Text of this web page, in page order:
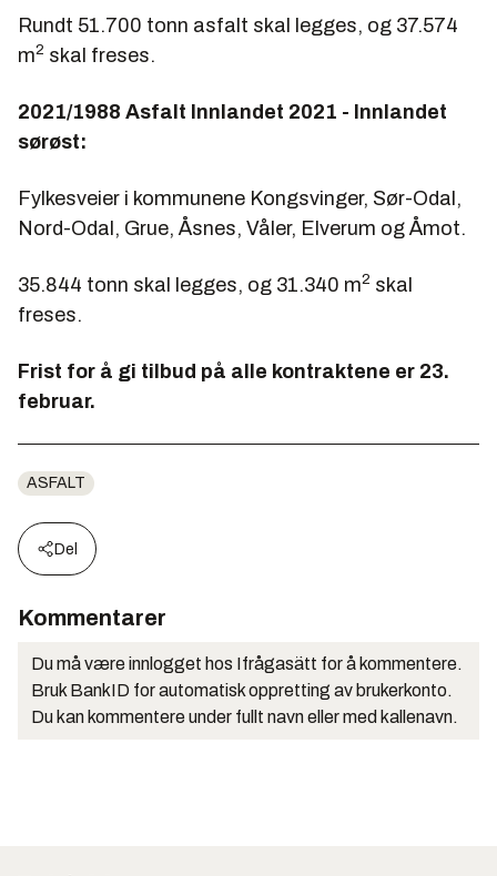
Rundt 51.700 tonn asfalt skal legges, og 37.574
m2 skal freses.
2021/1988 Asfalt Innlandet 2021 - Innlandet
sørøst:
Fylkesveier i kommunene Kongsvinger, Sør-Odal,
Nord-Odal, Grue, Åsnes, Våler, Elverum og Åmot.
35.844 tonn skal legges, og 31.340 m2 skal
freses.
Frist for å gi tilbud på alle kontraktene er 23.
februar.
ASFALT
Del
Kommentarer
Du må være innlogget hos Ifrågasätt for å kommentere.
Bruk BankID for automatisk oppretting av brukerkonto.
Du kan kommentere under fullt navn eller med kallenavn.